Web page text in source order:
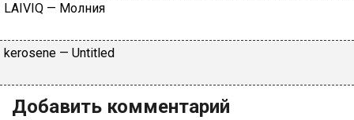
LАIVIQ — Moлния
​kеrоsеnе — Untitlеd
Добавить комментарий